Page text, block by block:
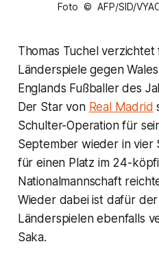
Foto © AFP/SID/
Thomas Tuchel
Länderspiele gegen
Englands Fußballer des
Der Star von Real Madrid
Schulter-Operation für
September wieder in vier
für einen Platz im 24-
Nationalmannschaft
Wieder dabei ist dafür
Länderspielen ebenfalls
Saka.